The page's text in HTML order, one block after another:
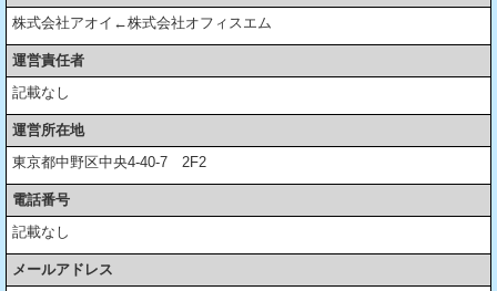
株式会社アオイ←株式会社オフィスエム
運営責任者
記載なし
運営所在地
東京都中野区中央4-40-7 2F2
電話番号
記載なし
メールアドレス